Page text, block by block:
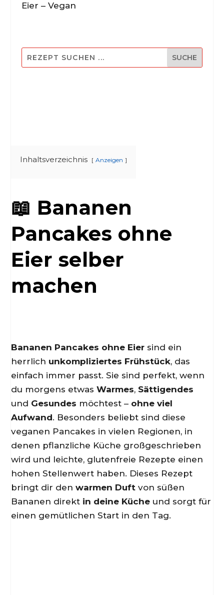
Eier – Vegan
Inhaltsverzeichnis Anzeigen
📖 Bananen
Pancakes ohne
Eier selber
machen
Bananen Pancakes ohne Eier sind ein
herrlich unkompliziertes Frühstück, das
einfach immer passt. Sie sind perfekt, wenn
du morgens etwasWarmes, Sättigendes
und Gesundes möchtest – ohne viel
Aufwand. Besonders beliebt sind diese
veganen Pancakes in vielen Regionen, in
denen pflanzliche Küche großgeschrieben
wird und leichte, glutenfreie Rezepte einen
hohen Stellenwert haben. Dieses Rezept
bringt dir denwarmen Duft von süßen
Bananen direkt in deine Küche und sorgt für
einen gemütlichen Start in den Tag.